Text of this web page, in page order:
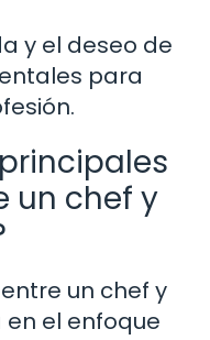
y el deseo de
para
un chef y
un chef y
el enfoque